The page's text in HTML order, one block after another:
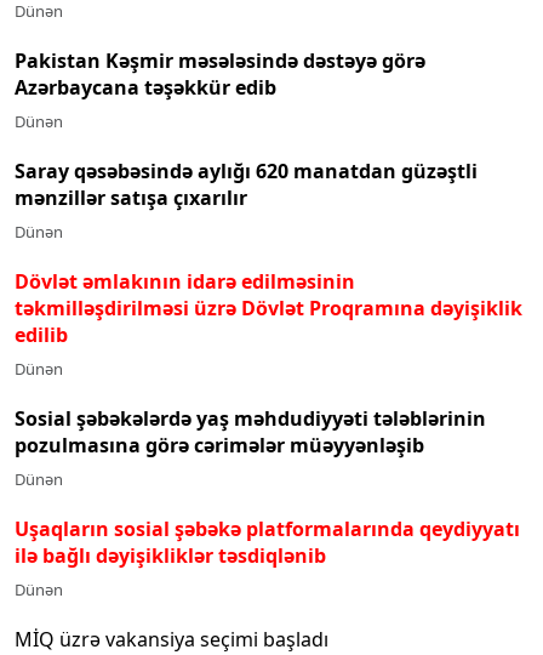
Dünən
Pakistan Kəşmir məsələsində dəstəyə görə
Azərbaycana təşəkkür edib
Dünən
Saray qəsəbəsində aylığı 620 manatdan güzəştli
mənzillər satışa çıxarılır
Dünən
Dövlət əmlakının idarə edilməsinin
təkmilləşdirilməsi üzrə Dövlət Proqramına dəyişiklik
edilib
Dünən
Sosial şəbəkələrdə yaş məhdudiyyəti tələblərinin
pozulmasına görə cərimələr müəyyənləşib
Dünən
Uşaqların sosial şəbəkə platformalarında qeydiyyatı
ilə bağlı dəyişikliklər təsdiqlənib
Dünən
MİQ üzrə vakansiya seçimi başladı